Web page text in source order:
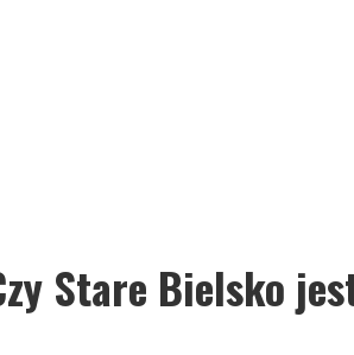
Stare Bielsko